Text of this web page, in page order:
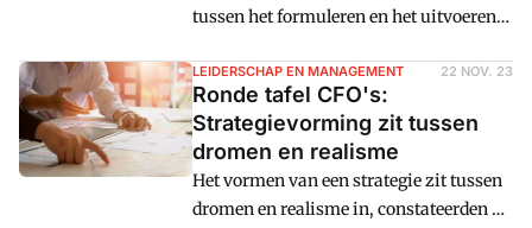
tussen het formuleren en het uitvoeren
managementsysteem waarin beide
componenten, strategie en uitvoering,
met elkaar worden verbonden biedt
uitkomst. Het aan elkaar verbinden van
strategie en uitvoering dwingt
organisaties om blijvend aandacht aan
LEIDERSCHAP EN MANAGEMENT 22 NOV. 23
Ronde tafel CFO's:
Strategievorming zit tussen
dromen en realisme
Het vormen van een strategie zit tussen
dromen en realisme in, constateerden de